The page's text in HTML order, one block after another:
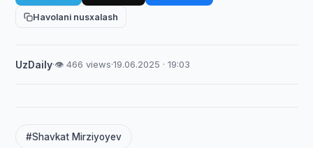
Havolani nusxalash
UzDaily·👁 466 views·19.06.2025 · 19:03
#Shavkat Mirziyoyev